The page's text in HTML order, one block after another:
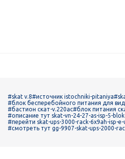
#skat v.8#источник istochniki-pitaniya
#блок бесперебойного питания для
#бастион скат-v.220ac#блок питания
#описание тут skat-vn-24-27-as-isp-5-
#перейти skat-ups-3000-rack-6x9ah-isp-e-
#смотреть тут gg-9907-skat-ups-2000-